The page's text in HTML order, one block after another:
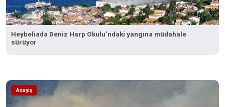
Heybeliada Deniz Harp Okulu’ndaki yangına müdahale
sürüyor
Asayiş